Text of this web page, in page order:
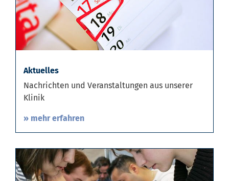
Aktuelles
Nachrichten und Veranstaltungen aus unserer
Klinik
» mehr erfahren